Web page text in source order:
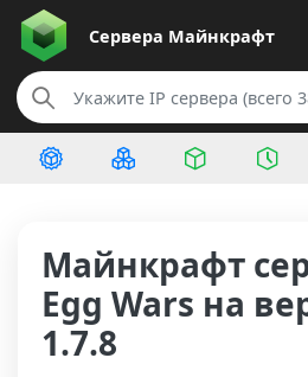
Сервера Майнкрафт
Майнкрафт
Egg Wars на
1.7.8